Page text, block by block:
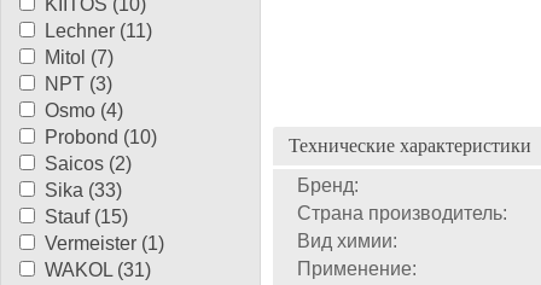
KIITOS (10)
Lechner (11)
Mitol (7)
NPT (3)
Osmo (4)
Probond (10)
Saicos (2)
Sika (33)
Stauf (15)
Vermeister (1)
WAKOL (31)
Технические характеристики
Бренд:
Страна производитель:
Вид химии:
Применение: